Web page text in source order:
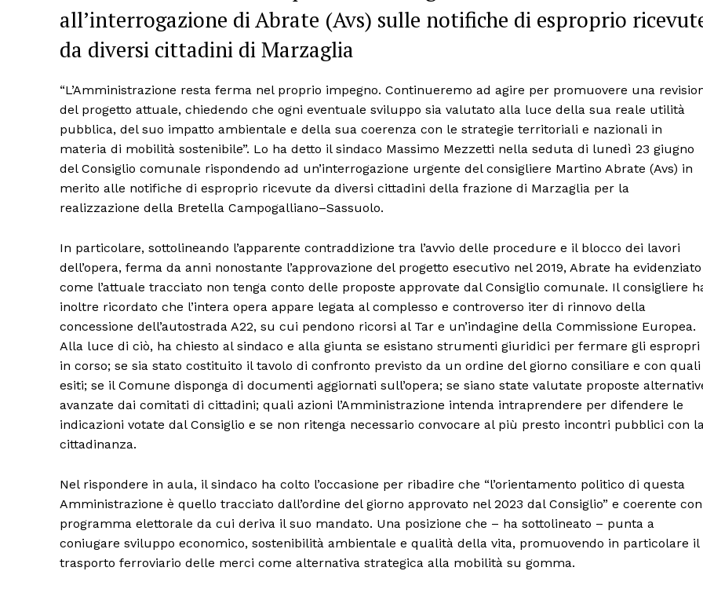
Condividi
all’interrogazione di Abrate (Avs) sulle notifiche di esproprio
da diversi cittadini di Marzaglia
“L’Amministrazione resta ferma nel proprio impegno. Continueremo ad agire per promuovere una
del progetto attuale, chiedendo che ogni eventuale sviluppo sia valutato alla luce della sua reale utilità
pubblica, del suo impatto ambientale e della sua coerenza con le strategie territoriali e nazionali in
materia di mobilità sostenibile”. Lo ha detto il sindaco Massimo Mezzetti nella seduta di lunedì 23 giugno
del Consiglio comunale rispondendo ad un’interrogazione urgente del consigliere Martino Abrate (Avs) in
merito alle notifiche di esproprio ricevute da diversi cittadini della frazione di Marzaglia per la
realizzazione della Bretella Campogalliano–Sassuolo.
In particolare, sottolineando l’apparente contraddizione tra l’avvio delle procedure e il blocco dei lavori
dell’opera, ferma da anni nonostante l’approvazione del progetto esecutivo nel 2019, Abrate ha evidenziato
come l’attuale tracciato non tenga conto delle proposte approvate dal Consiglio comunale. Il consigliere
inoltre ricordato che l’intera opera appare legata al complesso e controverso iter di rinnovo della
concessione dell’autostrada A22, su cui pendono ricorsi al Tar e un’indagine della Commissione Europea.
Alla luce di ciò, ha chiesto al sindaco e alla giunta se esistano strumenti giuridici per fermare gli espropri
in corso; se sia stato costituito il tavolo di confronto previsto da un ordine del giorno consiliare e con quali
esiti; se il Comune disponga di documenti aggiornati sull’opera; se siano state valutate proposte
avanzate dai comitati di cittadini; quali azioni l’Amministrazione intenda intraprendere per difendere le
indicazioni votate dal Consiglio e se non ritenga necessario convocare al più presto incontri pubblici con
cittadinanza.
Nel rispondere in aula, il sindaco ha colto l’occasione per ribadire che “l’orientamento politico di questa
Amministrazione è quello tracciato dall’ordine del giorno approvato nel 2023 dal Consiglio” e coerente
programma elettorale da cui deriva il suo mandato. Una posizione che – ha sottolineato – punta a
coniugare sviluppo economico, sostenibilità ambientale e qualità della vita, promuovendo in particolare il
trasporto ferroviario delle merci come alternativa strategica alla mobilità su gomma.